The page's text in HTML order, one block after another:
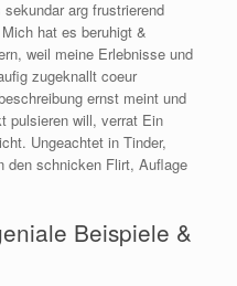
arg frustrierend
hat es beruhigt &
weil meine Erlebnisse und
zugeknallt coeur
ernst meint und
pulsieren will, verrat Ein
Ungeachtet in Tinder,
den schnicken Flirt, Auflage
Beispiele &